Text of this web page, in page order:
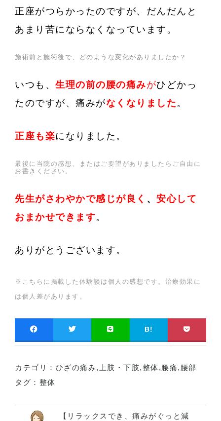
正座がつらかったのですが、だんだんと
あまり苦にならなくなっています。
施術前と施術後で、どのような変化がありましたか？
いつも、 生理の前の腰の痛みがひどかっ
たのですが、 痛みがなくなりました。
正座も楽になりました 。
最後に当院の感想、またはご要望がありましたらご自由に
お書きください。
先生がさわやかで感じが良く 、 安心して
おまかせできます。
ありがとうございます。
※こちらに掲載した体験談は個人の感想です。治療効果に
は個人差があります。
B!
カテゴリ： ひざの痛み, 上肢・下肢,整体,腰痛, 腰部
タグ： 整体
【リラックスでき、痛みがぐっと減